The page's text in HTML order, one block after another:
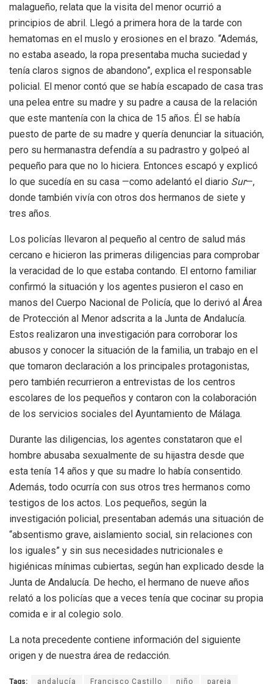
malagueño, relata que la visita del menor ocurrió a
principios de abril. Llegó a primera hora de la tarde con
hematomas en el muslo y erosiones en el brazo. “Además,
no estaba aseado, la ropa presentaba mucha suciedad y
tenía claros signos de abandono”, explica el responsable
policial. El menor contó que se había escapado de casa tras
una pelea entre su madre y su padre a causa de la relación
que este mantenía con la chica de 15 años. Él se había
puesto de parte de su madre y quería denunciar la situación,
pero su hermanastra defendía a su padrastro y golpeó al
pequeño para que no lo hiciera. Entonces escapó y explicó
lo que sucedía en su casa —como adelantó el diario Sur—,
donde también vivía con otros dos hermanos de siete y
tres años.
Los policías llevaron al pequeño al centro de salud más
cercano e hicieron las primeras diligencias para comprobar
la veracidad de lo que estaba contando. El entorno familiar
confirmó la situación y los agentes pusieron el caso en
manos del Cuerpo Nacional de Policía, que lo derivó al Área
de Protección al Menor adscrita a la Junta de Andalucía.
Estos realizaron una investigación para corroborar los
abusos y conocer la situación de la familia, un trabajo en el
que tomaron declaración a los principales protagonistas,
pero también recurrieron a entrevistas de los centros
escolares de los pequeños y contaron con la colaboración
de los servicios sociales del Ayuntamiento de Málaga.
Durante las diligencias, los agentes constataron que el
hombre abusaba sexualmente de su hijastra desde que
esta tenía 14 años y que su madre lo había consentido.
Además, todo ocurría con sus otros tres hermanos como
testigos de los actos. Los pequeños, según la
investigación policial, presentaban además una situación de
“absentismo grave, aislamiento social, sin relaciones con
los iguales” y sin sus necesidades nutricionales e
higiénicas mínimas cubiertas, según han explicado desde la
Junta de Andalucía. De hecho, el hermano de nueve años
relató a los policías que a veces tenía que cocinar su propia
comida e ir al colegio solo.
La nota precedente contiene información del siguiente
origen y de nuestra área de redacción.
Tags: andalucía Francisco Castillo niño pareja